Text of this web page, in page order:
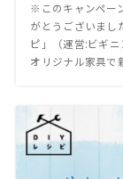
※このキャンペー
がとうございまし
ピ」（運営:ビギ
オリジナル家具で